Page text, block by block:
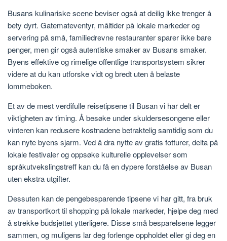
Busans kulinariske scene beviser også at deilig ikke trenger å
bety dyrt. Gatemateventyr, måltider på lokale markeder og
servering på små, familiedrevne restauranter sparer ikke bare
penger, men gir også autentiske smaker av Busans smaker.
Byens effektive og rimelige offentlige transportsystem sikrer
videre at du kan utforske vidt og bredt uten å belaste
lommeboken.
Et av de mest verdifulle reisetipsene til Busan vi har delt er
viktigheten av timing. Å besøke under skuldersesongene eller
vinteren kan redusere kostnadene betraktelig samtidig som du
kan nyte byens sjarm. Ved å dra nytte av gratis fotturer, delta på
lokale festivaler og oppsøke kulturelle opplevelser som
språkutvekslingstreff kan du få en dypere forståelse av Busan
uten ekstra utgifter.
Dessuten kan de pengebesparende tipsene vi har gitt, fra bruk
av transportkort til shopping på lokale markeder, hjelpe deg med
å strekke budsjettet ytterligere. Disse små besparelsene legger
sammen, og muligens lar deg forlenge oppholdet eller gi deg en